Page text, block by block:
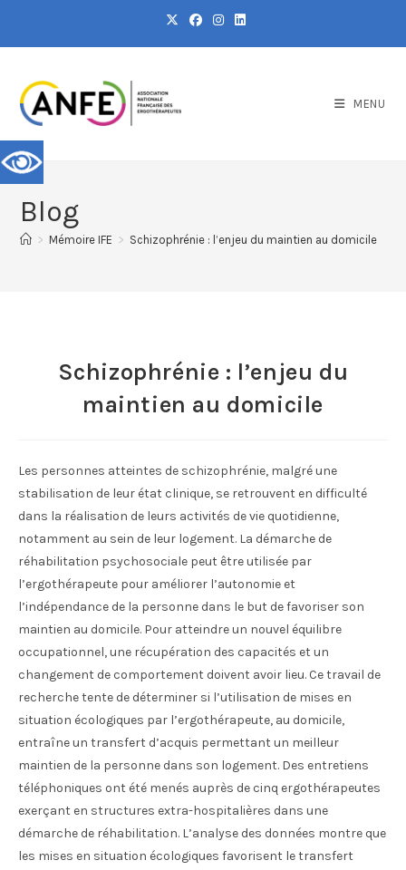
MENU
Blog
> Mémoire IFE > Schizophrénie : l’enjeu du maintien au domicile
Schizophrénie : l’enjeu du
maintien au domicile
Les personnes atteintes de schizophrénie, malgré une
stabilisation de leur état clinique, se retrouvent en difficulté
dans la réalisation de leurs activités de vie quotidienne,
notamment au sein de leur logement. La démarche de
réhabilitation psychosociale peut être utilisée par
l’ergothérapeute pour améliorer l’autonomie et
l’indépendance de la personne dans le but de favoriser son
maintien au domicile. Pour atteindre un nouvel équilibre
occupationnel, une récupération des capacités et un
changement de comportement doivent avoir lieu. Ce travail de
recherche tente de déterminer si l’utilisation de mises en
situation écologiques par l’ergothérapeute, au domicile,
entraîne un transfert d’acquis permettant un meilleur
maintien de la personne dans son logement. Des entretiens
téléphoniques ont été menés auprès de cinq ergothérapeutes
exerçant en structures extra-hospitalières dans une
démarche de réhabilitation. L’analyse des données montre que
les mises en situation écologiques favorisent le transfert